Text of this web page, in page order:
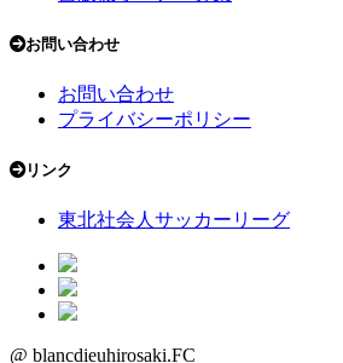
お問い合わせ
お問い合わせ
プライバシーポリシー
リンク
東北社会人サッカーリーグ
@ blancdieuhirosaki.FC